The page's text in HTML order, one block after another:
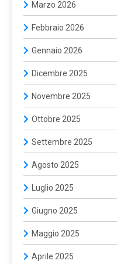
Marzo 2026
Febbraio 2026
Gennaio 2026
Dicembre 2025
Novembre 2025
Ottobre 2025
Settembre 2025
Agosto 2025
Luglio 2025
Giugno 2025
Maggio 2025
Aprile 2025